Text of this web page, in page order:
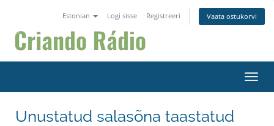
Estonian Logi sisse Registreeri Vaata ostukorvi
Unustatud salasõna taastatud